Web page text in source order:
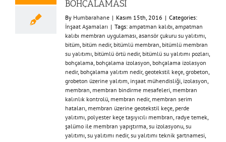
BOHÇALAMASI
By Humbarahane | Kasım 15th, 2016 | Categories:
İnşaat Aşamaları | Tags: ampatman kalıbı, ampatman
kalıbı membran uygulaması, asansör çukuru su yalıtımı,
bitüm, bitüm nedir, bitümlü membran, bitümlü membran
su yalıtımı, bitümlü örtü nedir, bitümlü su yalıtımı pozları,
bohçalama, bohçalama izolasyon, bohçalama izolasyon
nedir, bohçalama yalıtım nedir, geotekstil keçe, grobeton,
grobeton üzerine yalıtım, inşaat mühendisliği, izolasyon,
membran, membran bindirme mesafeleri, membran
kalınlık kontrolü, membran nedir, membran serim
hataları, membran üzerine geotekstil keçe, perde
yalıtımı, polyester keçe taşıyıcılı membran, radye temek,
şalümo ile membran yapıştırma, su izolasyonu, su
yalıtımı, su yalıtımı nedir, su yalıtımı teknik şartnamesi,